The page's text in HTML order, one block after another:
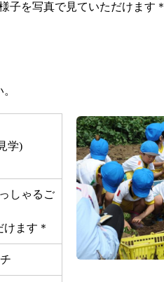
子を写真で見ていただけます＊
学)
しゃるご
ます＊